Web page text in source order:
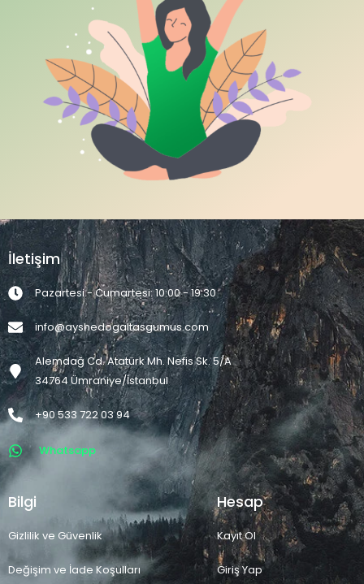
İletişim
Pazartesi - Cumartesi: 10:00 - 19:30
info@ayshedogaltasgumus.com
Alemdağ Cd. Atatürk Mh. Nefis Sk. 5/A
34764 Ümraniye/İstanbul
+90 533 722 03 94
Whatsapp
Bilgi
Gizlilik ve Güvenlik
Değişim ve İade Koşulları
Hesap
Kayıt Ol
Giriş Yap